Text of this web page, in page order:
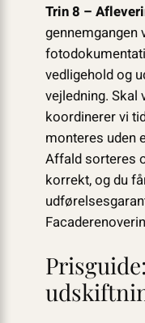
Trin 8 –
gennemgangen
vedligehold og
vejledning. Skal
koordinerer vi
monteres uden
Affald sorteres
korrekt, og du